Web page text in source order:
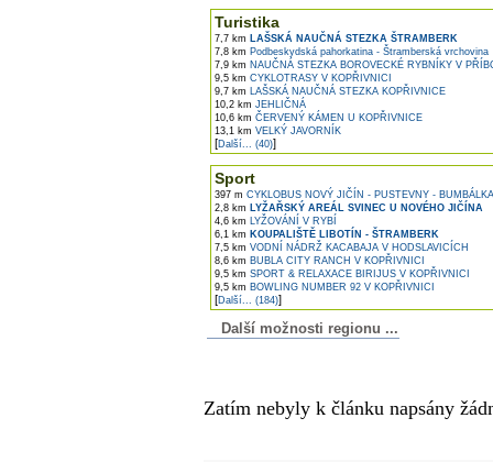
Turistika
7,7 km LAŠSKÁ NAUČNÁ STEZKA ŠTRAMBERK
7,8 km Podbeskydská pahorkatina - Štramberská vrchovina
7,9 km NAUČNÁ STEZKA BOROVECKÉ RYBNÍKY V
9,5 km CYKLOTRASY V KOPŘIVNICI
9,7 km LAŠSKÁ NAUČNÁ STEZKA KOPŘIVNICE
10,2 km JEHLIČNÁ
10,6 km ČERVENÝ KÁMEN U KOPŘIVNICE
13,1 km VELKÝ JAVORNÍK
[Další... (40)]
Sport
397 m CYKLOBUS NOVÝ JIČÍN - PUSTEVNY -
2,8 km LYŽAŘSKÝ AREÁL SVINEC U NOVÉHO JIČÍNA
4,6 km LYŽOVÁNÍ V RYBÍ
6,1 km KOUPALIŠTĚ LIBOTÍN - ŠTRAMBERK
7,5 km VODNÍ NÁDRŽ KACABAJA V HODSLAVICÍCH
8,6 km BUBLA CITY RANCH V KOPŘIVNICI
9,5 km SPORT & RELAXACE BIRIJUS V KOPŘIVNICI
9,5 km BOWLING NUMBER 92 V KOPŘIVNICI
[Další... (184)]
Další možnosti regionu ...
Zatím nebyly k článku napsány